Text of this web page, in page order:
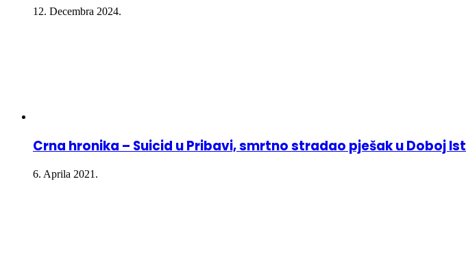
12. Decembra 2024.
Crna hronika – Suicid u Pribavi, smrtno stradao pješak u Doboj
6. Aprila 2021.